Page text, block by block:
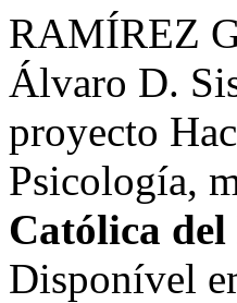
RAMÍREZ
Álvaro D.
proyecto
Psicología,
Católica
Disponível